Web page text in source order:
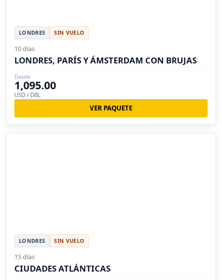
LONDRES SIN VUELO
10 días
LONDRES, PARÍS Y ÁMSTERDAM CON BRUJAS
Desde
1,095.00
USD / DBL
VER PAQUETE
LONDRES SIN VUELO
15 días
CIUDADES ATLÁNTICAS